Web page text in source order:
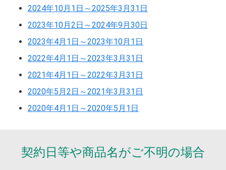
2024年10月1日～2025年3月31日
2023年10月2日～2024年9月30日
2023年4月1日～2023年10月1日
2022年4月1日～2023年3月31日
2021年4月1日～2022年3月31日
2020年5月2日～2021年3月31日
2020年4月1日～2020年5月1日
契約日等や商品名がご不明の場合